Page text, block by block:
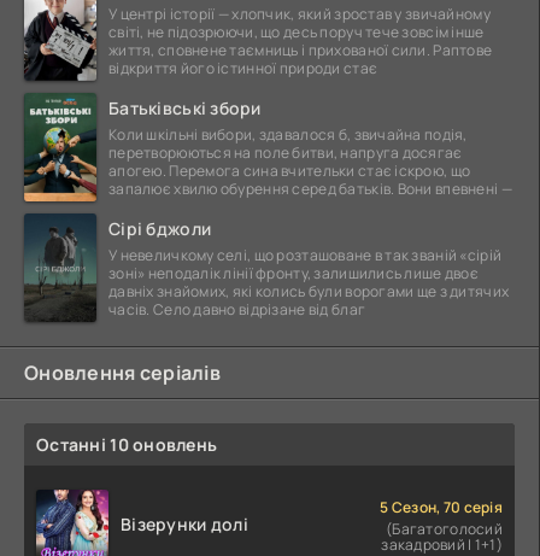
У центрі історії — хлопчик, який зростав у звичайному
світі, не підозрюючи, що десь поруч тече зовсім інше
життя, сповнене таємниць і прихованої сили. Раптове
відкриття його істинної природи стає
Батьківські збори
Коли шкільні вибори, здавалося б, звичайна подія,
перетворюються на поле битви, напруга досягає
апогею. Перемога сина вчительки стає іскрою, що
запалює хвилю обурення серед батьків. Вони впевнені —
Сірі бджоли
У невеличкому селі, що розташоване в так званій «сірій
зоні» неподалік лінії фронту, залишились лише двоє
давніх знайомих, які колись були ворогами ще з дитячих
часів. Село давно відрізане від благ
Оновлення серіалів
Останні 10 оновлень
Візерунки долі
5 Сезон, 70 серія
(Багатоголосий
закадровий | 1+1)